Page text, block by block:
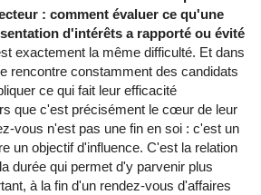
: comment évaluer ce qu'une
d'intérêts a rapporté ou évité
exactement la même difficulté. Et dans
rencontre constamment des candidats
ce qui fait leur efficacité
que c'est précisément le cœur de leur
vous n'est pas une fin en soi : c'est un
un objectif d'influence. C'est la relation
durée qui permet d'y parvenir plus
à la fin d'un rendez-vous d'affaires